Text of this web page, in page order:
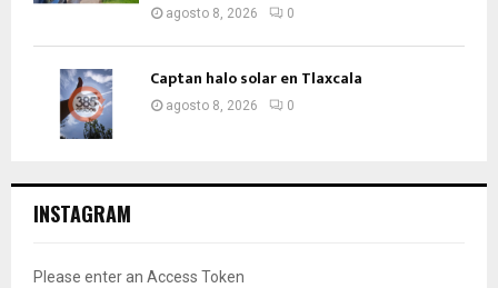
agosto 8, 2026 0
Captan halo solar en Tlaxcala
agosto 8, 2026 0
INSTAGRAM
Please enter an Access Token